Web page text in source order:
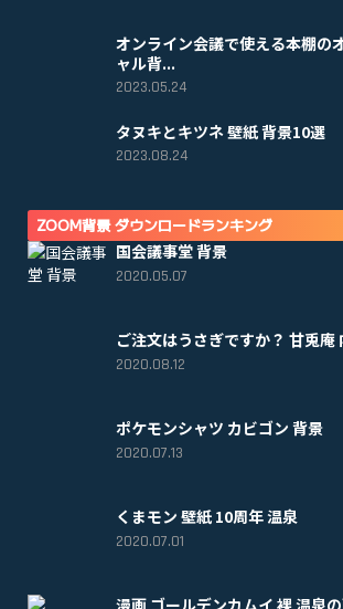
オンライン会議で使える本棚の
ャル背...
2023.05.24
タヌキとキツネ 壁紙 背景10選
2023.08.24
ZOOM背景 ダウンロードランキング
国会議事堂 背景
2020.05.07
ご注文はうさぎですか？ 甘兎庵
2020.08.12
ポケモンシャツ カビゴン 背景
2020.07.13
くまモン 壁紙 10周年 温泉
2020.07.01